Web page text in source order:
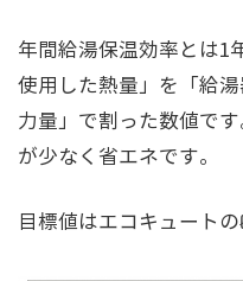
年間給湯保温効率とは1
使用した熱量」を「給
力量」で割った数値で
が少なく省エネです。
目標値はエコキュート